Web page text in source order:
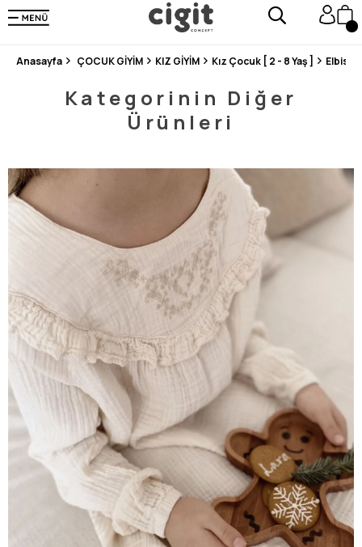
250.000'DEN FAZLA DEĞERLENDİRMEDE 5 ÜZERİNDEN 4.8 PUAN ALDI ⭐⭐⭐⭐⭐
3 MİLYONDAN FAZLA MUTLU MÜŞTERİ ❤️ 10 MİLYON ÜRÜN
Anasayfa ÇOCUK GİYİM KIZ GİYİM Kız Çocuk [ 2 - 8 Yaş ] Elbise
Kategorinin Diğer
Ürünleri